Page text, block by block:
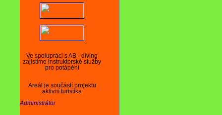
Ve spolupráci s AB - diving
zajistíme instruktorské služby
pro potápění
Areál je součástí projektu
aktivní turistika
Administrátor